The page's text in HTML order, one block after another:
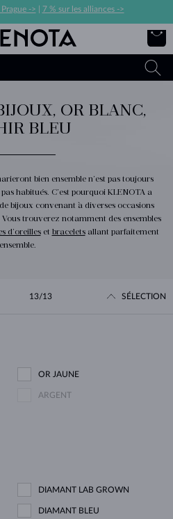
-> 7 % sur les alliances ->
OR BLANC,
BLEU
bien ensemble n’est pas toujours
habitués. C’est pourquoi KLENOTA a
bijoux convenant à diverses occasions
trouverez notamment des ensembles
d’oreilleset braceletsallant parfaitement
ensemble.
13/13 SÉLECTION
OR JAUNE
ARGENT
DIAMANT LAB GROWN
DIAMANT BLEU